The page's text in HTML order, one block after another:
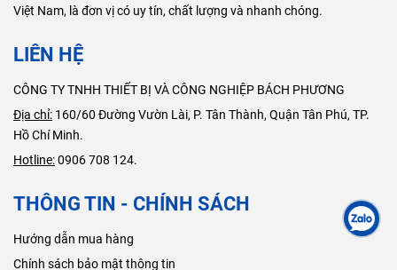
Việt Nam, là đơn vị có uy tín, chất lượng và nhanh chóng.
LIÊN HỆ
CÔNG TY TNHH THIẾT BỊ VÀ CÔNG NGHIỆP BÁCH PHƯƠNG
Địa chỉ: 160/60 Đường Vườn Lài, P. Tân Thành, Quận Tân Phú, TP.
Hồ Chí Minh.
Hotline:0906 708 124.
THÔNG TIN - CHÍNH SÁCH
Hướng dẫn mua hàng
Chính sách bảo mật thông tin